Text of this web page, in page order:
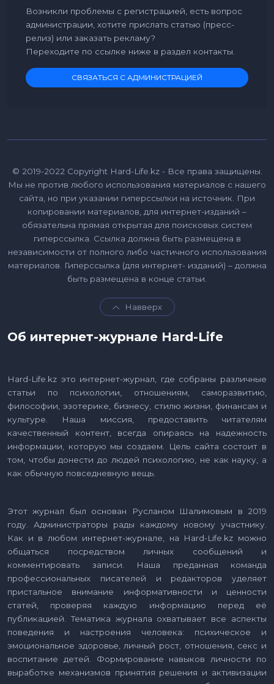
Возникли проблемы с регистрацией, есть вопрос
администрации, хотите прислать статью (пресс-
релиз) или заказать рекламу?
Переходите по ссылке ниже в раздел контакты.
СВЯЗАТЬСЯ С АДМИНИСТРАЦИЕЙ
© 2019-2022 Copyright Hard-Life.kz - Все права защищены.
Мы не против любого использования материалов с нашего
сайта, но при указании гиперссылки на источник. При
копировании материалов, для интернет-изданий –
обязательна прямая открытая для поисковых систем
гиперссылка. Ссылка должна быть размещена в
независимости от полного либо частичного использования
материалов. Гиперссылка (для интернет- изданий) – должна
быть размещена в конце статьи.
Навверх
Об интернет-журнале Hard-Life
Hard-Life.kz это интернет-журнал, где собраны различные
статьи по психологии, отношениям, саморазвитию,
философии, эзотерике, бизнесу, стилю жизни, финансам и
культуре. Наша миссия, предоставить читателям
качественный контент, всегда опираясь на надежность
информации, которую мы создаем. Цель сайта состоит в
том, чтобы донести до людей психологию, не как науку, а
как обычную повседневную вещь.
Этот журнал был основан Русланом Шалимовым в 2019
году. Администраторы рады каждому новому участнику.
Как и в любом интернет-журнале, на Hard-Life.kz можно
общаться посредством личных сообщений и
комментировать записи. Наша преданная команда
профессиональных писателей и редакторов уделяет
пристальное внимание информативности и ценности
статей, проверяя каждую информацию перед её
публикацией. Тематика журнала охватывает все аспекты
поведения и настроения человека: психическое и
эмоциональное здоровье, личный рост, отношения, секс и
воспитание детей. Формирование навыков личности по
выработке механизмов принятия решения и активизации